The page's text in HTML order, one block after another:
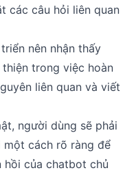
các câu hỏi liên quan
nên nhận thấy
trong việc hoàn
liên quan và viết
người dùng sẽ phải
một cách rõ ràng để
hồi của chatbot chủ